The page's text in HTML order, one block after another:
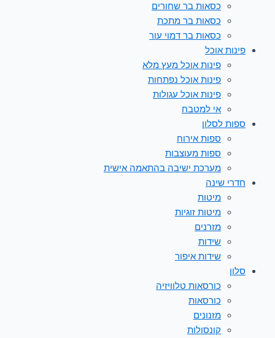
כסאות בר שחורים
כסאות בר מתכת
כסאות בר דמוי עור
פינות אוכל
פינות אוכל מעץ מלא
פינות אוכל נפתחות
פינות אוכל עגולות
אי למטבח
ספות לסלון
ספות אירוח
ספות מעוצבות
מערכת ישיבה בהתאמה אישית
חדרי שינה
מיטות
מיטות זוגיות
מזרנים
שידות
שידות איפור
סלון
כורסאות טלוויזיה
כורסאות
מזנונים
קונסולות